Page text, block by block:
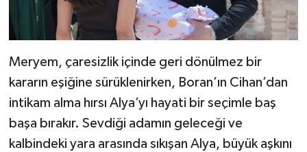
Meryem, çaresizlik içinde geri dönülmez bir
kararın eşiğine sürüklenirken, Boran’ın Cihan’dan
intikam alma hırsı Alya’yı hayati bir seçimle baş
başa bırakır. Sevdiği adamın geleceği ve
kalbindeki yara arasında sıkışan Alya, büyük aşkını